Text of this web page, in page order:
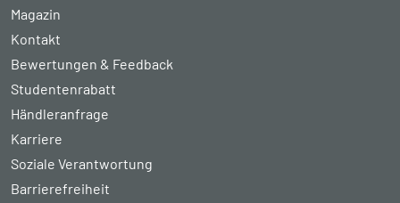
Magazin
Kontakt
Bewertungen & Feedback
Studentenrabatt
Händleranfrage
Karriere
Soziale Verantwortung
Barrierefreiheit